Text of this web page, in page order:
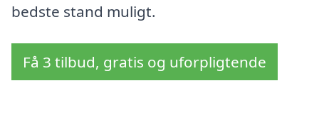
bedste stand muligt.
Få 3 tilbud, gratis og uforpligtende